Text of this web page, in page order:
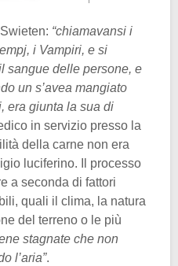
“chiamavansi i
i Vampiri, e si
sangue delle persone, e
un s’avea mangiato
era giunta la sua di
in servizio presso la
della carne non era
luciferino. Il processo
a seconda di fattori
quali il clima, la natura
del terreno o le più
stagnate che non
l’aria”.